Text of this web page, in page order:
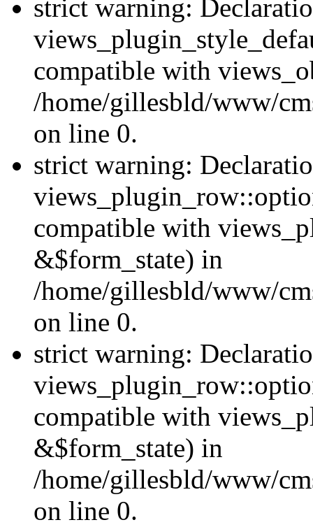
strict warning:
compatible with
/home/gillesbld/www/
on line 0.
strict warning:
compatible with
&$form_state) in
/home/gillesbld/www/
on line 0.
strict warning:
compatible with
&$form_state) in
/home/gillesbld/www/
on line 0.